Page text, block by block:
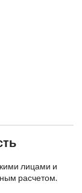
лицами и
расчетом.